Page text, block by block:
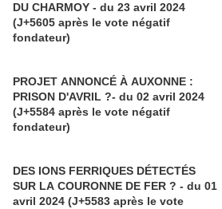
DU CHARMOY - du 23 avril 2024
(J+5605 après le vote négatif
fondateur)
PROJET ANNONCÉ À AUXONNE :
PRISON D'AVRIL ?- du 02 avril 2024
(J+5584 après le vote négatif
fondateur)
DES IONS FERRIQUES DÉTECTÉS
SUR LA COURONNE DE FER ? - du 01
avril 2024 (J+5583 après le vote